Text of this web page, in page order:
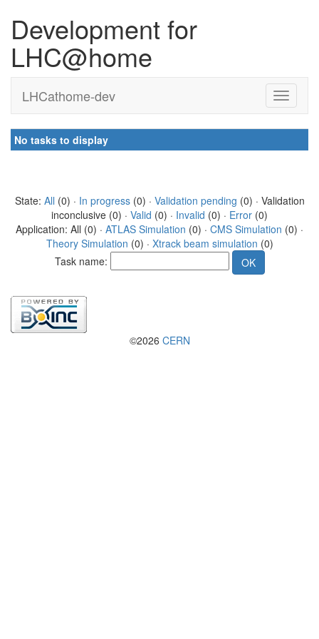
Development for
LHC@home
LHCathome-dev
No tasks to display
State: All (0) · In progress(0) · Validation pending (0) · Validation
inconclusive (0) · Valid (0) · Invalid (0) · Error (0)
Application: All (0) · ATLAS Simulation (0) · CMS Simulation (0) ·
Theory Simulation (0) · Xtrack beam simulation (0)
Task name:
©2026 CERN